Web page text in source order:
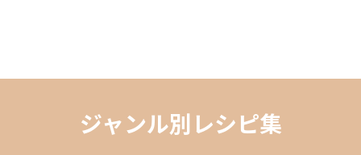
ジャンル別レシピ集